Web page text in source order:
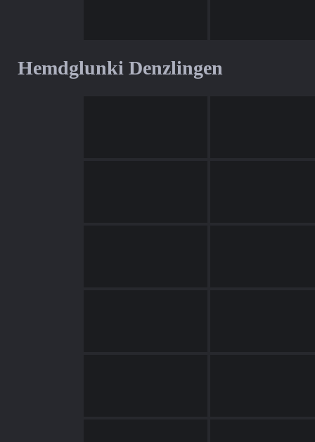
Hemdglunki Denzlingen